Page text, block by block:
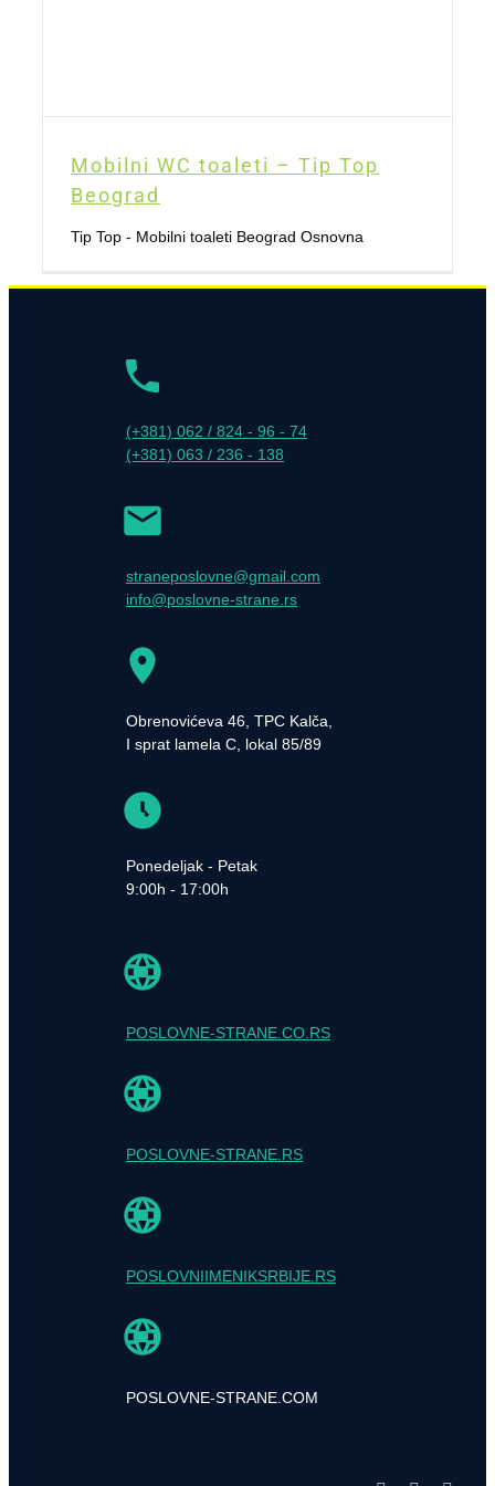
Mobilni WC toaleti – Tip Top
Beograd
Tip Top - Mobilni toaleti Beograd Osnovna
(+381) 062 / 824 - 96 - 74
(+381) 063 / 236 - 138
straneposlovne@gmail.com
info@poslovne-strane.rs
Obrenovićeva 46, TPC Kalča,
I sprat lamela C, lokal 85/89
Ponedeljak - Petak
9:00h - 17:00h
POSLOVNE-STRANE.CO.RS
POSLOVNE-STRANE.RS
POSLOVNIIMENIKSRBIJE.RS
POSLOVNE-STRANE.COM